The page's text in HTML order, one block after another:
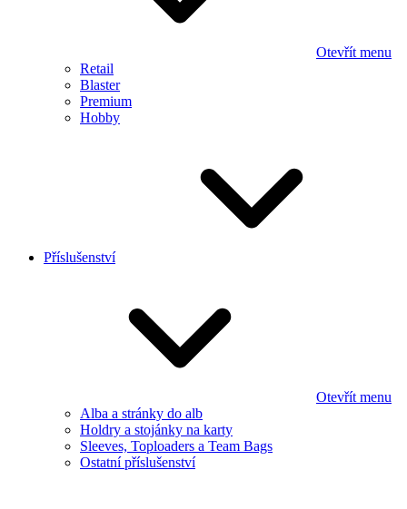
Otevřít menu
Retail
Blaster
Premium
Hobby
Příslušenství
Otevřít menu
Alba a stránky do alb
Holdry a stojánky na karty
Sleeves, Toploaders a Team Bags
Ostatní příslušenství